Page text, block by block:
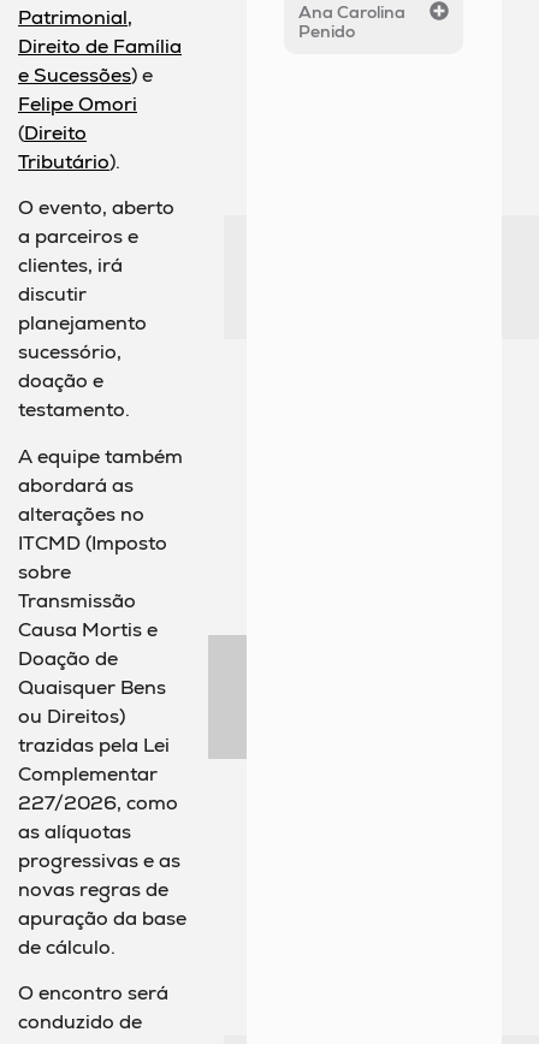
Patrimonial,
Direito de Família
e Sucessões) e
Felipe Omori
(Direito
Tributário).
O evento, aberto
a parceiros e
clientes, irá
discutir
planejamento
sucessório,
doação e
testamento.
A equipe também
abordará as
alterações no
ITCMD (Imposto
sobre
Transmissão
Causa Mortis e
Doação de
Quaisquer Bens
ou Direitos)
trazidas pela Lei
Complementar
227/2026, como
as alíquotas
progressivas e as
novas regras de
apuração da base
de cálculo.
O encontro será
conduzido de
Ana Carolina
Penido